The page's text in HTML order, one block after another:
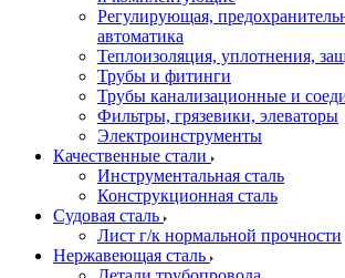
Регулирующая,
автоматика
Теплоизоляция, уплотнения,
Трубы и фитинги
Трубы канализационные и
Фильтры, грязевики, элеваторы
Электроинструменты
Качественные стали
Инструментальная сталь
Конструкционная сталь
Судовая сталь
Лист г/к нормальной прочности
Нержавеющая сталь